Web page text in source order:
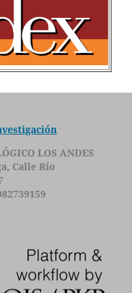
LOS ANDES
Calle Río